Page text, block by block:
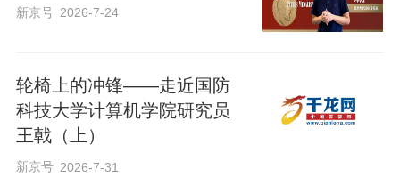
与汤一介教授促膝交谈，翻阅《儒藏》“精
华编”已出版成果，称赞汤先生“做了一件有
新京号 2026-7-24
轮椅上的冲锋——走近国防
科技大学计算机学院研究员
王戟（上）
新京号 2026-7-31